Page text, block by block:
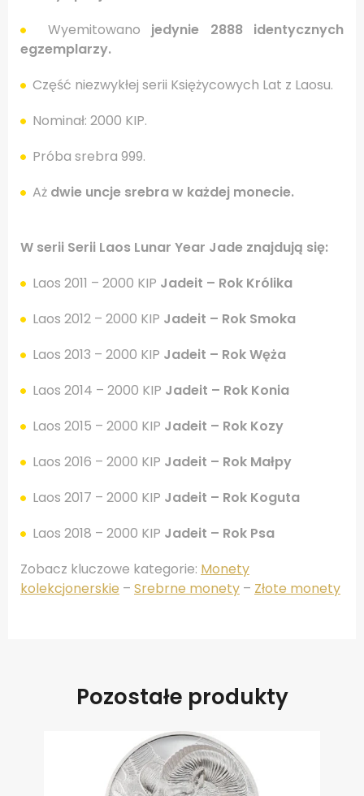
Wyemitowano jedynie 2888 identycznych
egzemplarzy.
Część niezwykłej serii Księżycowych Lat z Laosu.
Nominał: 2000 KIP.
Próba srebra 999.
Aż dwie uncje srebra w każdej monecie.
W serii Serii Laos Lunar Year Jade znajdują się:
Laos 2011 – 2000 KIP Jadeit – Rok Królika
Laos 2012 – 2000 KIP Jadeit – Rok Smoka
Laos 2013 – 2000 KIP Jadeit – Rok Węża
Laos 2014 – 2000 KIP Jadeit – Rok Konia
Laos 2015 – 2000 KIP Jadeit – Rok Kozy
Laos 2016 – 2000 KIP Jadeit – Rok Małpy
Laos 2017 – 2000 KIP Jadeit – Rok Koguta
Laos 2018 – 2000 KIP Jadeit – Rok Psa
Zobacz kluczowe kategorie: Monety
kolekcjonerskie – Srebrne monety – Złote monety
Pozostałe produkty